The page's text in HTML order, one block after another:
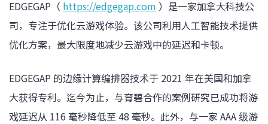
EDGEGAP（ https://edgegap.com ）是一家加拿大科技公
司，专注于优化云游戏体验。该公司利用人工智能技术提供
优化方案，最大限度地减少云游戏中的延迟和卡顿。
EDGEGAP 的边缘计算编排器技术于 2021 年在美国和加拿
大获得专利。迄今为止，与育碧合作的案例研究已成功将游
戏延迟从 116 毫秒降低至 48 毫秒。此外，与一家 AAA 级游